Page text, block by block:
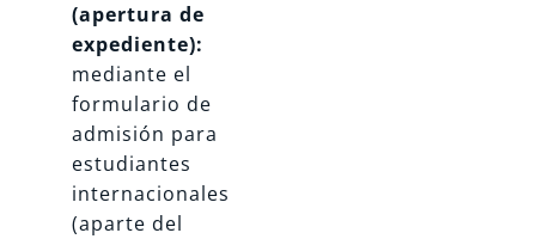
(apertura de
expediente):
mediante el
formulario de
admisión para
estudiantes
internacionales
(aparte del